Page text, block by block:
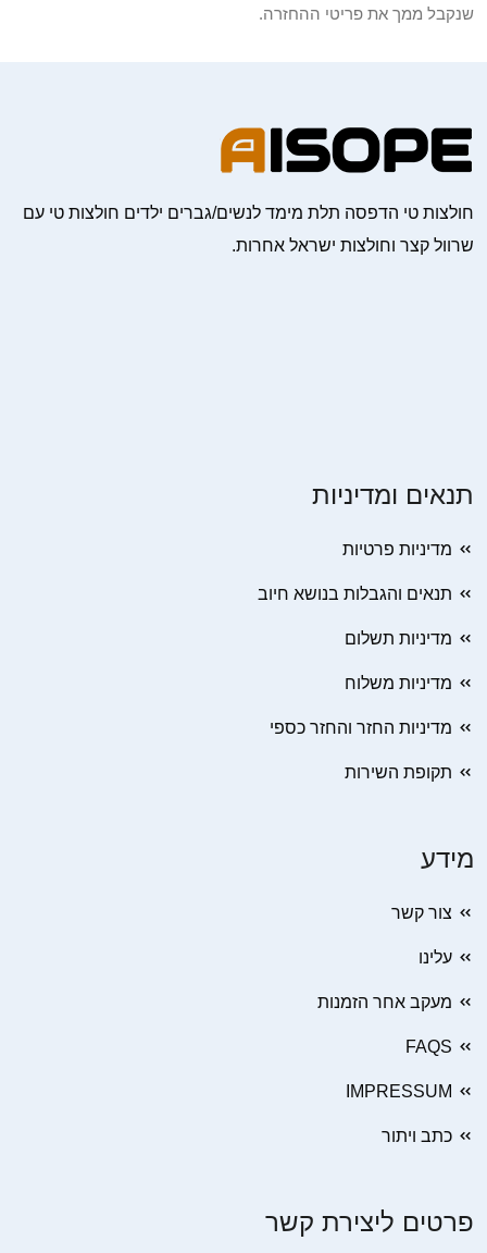
שנקבל ממך את פריטי ההחזרה.
חולצות טי הדפסה תלת מימד לנשים/גברים ילדים חולצות טי עם
שרוול קצר וחולצות ישראל אחרות.
תנאים ומדיניות
מדיניות פרטיות
תנאים והגבלות בנושא חיוב
מדיניות תשלום
מדיניות משלוח
מדיניות החזר והחזר כספי
תקופת השירות
מידע
צור קשר
עלינו
מעקב אחר הזמנות
FAQS
IMPRESSUM
כתב ויתור
פרטים ליצירת קשר